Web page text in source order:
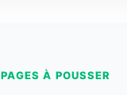
PAGES À POUSSER